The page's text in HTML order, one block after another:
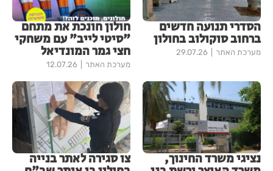
הסדרי תנועה חדשים
ברחוב סוקולוב בחולון
מערכת האתר 29.07.26
חולון חונכת את מתחם
"סיטי לייב" עם משחקי
חצי גמר המונדיאל
מערכת האתר 12.07.26
נציגי משרד החינוך, צו סגירה לאתר בנייה